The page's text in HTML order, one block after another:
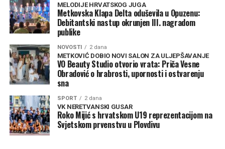
MELODIJE HRVATSKOG JUGA
Metkovska Klapa Delta oduševila u Opuzenu:
Debitantski nastup okrunjen III. nagradom
publike
NOVOSTI 2 dana
METKOVIĆ DOBIO NOVI SALON ZA ULJEPŠAVANJE
VO Beauty Studio otvorio vrata: Priča Vesne
Obradović o hrabrosti, upornosti i ostvarenju
sna
SPORT 2 dana
VK NERETVANSKI GUSAR
Roko Mijić s hrvatskom U19 reprezentacijom na
Svjetskom prvenstvu u Plovdivu